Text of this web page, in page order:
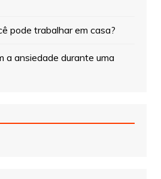
pode trabalhar em casa?
a ansiedade durante uma